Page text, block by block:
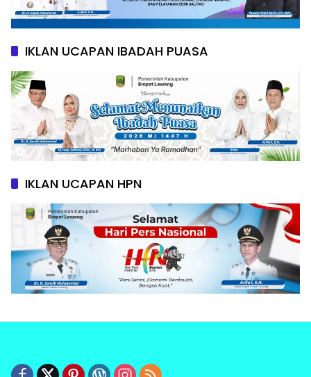
IKLAN UCAPAN IBADAH PUASA
IKLAN UCAPAN HPN